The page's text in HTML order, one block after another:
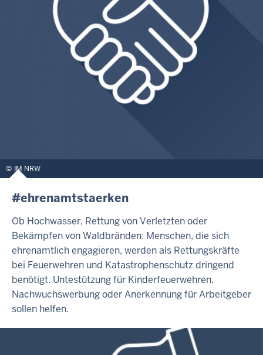
IM NRW
#ehrenamtstaerken
Ob Hochwasser, Rettung von Verletzten oder
Bekämpfen von Waldbränden: Menschen, die sich
ehrenamtlich engagieren, werden als Rettungskräfte
bei Feuerwehren und Katastrophenschutz dringend
benötigt. Untestützung für Kinderfeuerwehren,
Nachwuchswerbung oder Anerkennung für Arbeitgeber
sollen helfen.